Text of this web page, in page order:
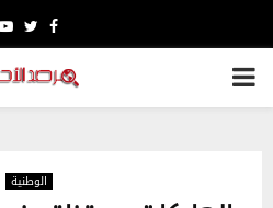
PRIMARY
الوطنية